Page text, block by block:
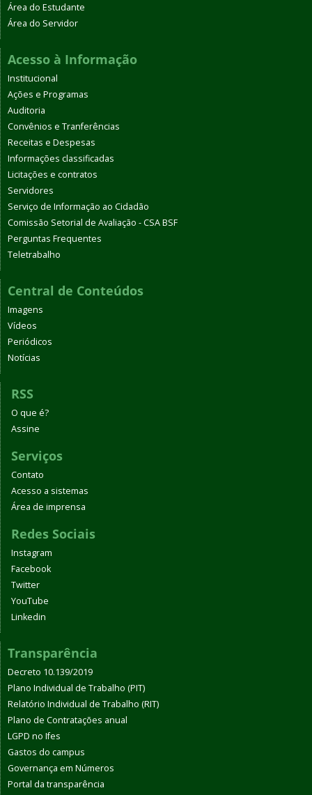
Área do Estudante
Área do Servidor
Acesso à Informação
Institucional
Ações e Programas
Auditoria
Convênios e Tranferências
Receitas e Despesas
Informações classificadas
Licitações e contratos
Servidores
Serviço de Informação ao Cidadão
Comissão Setorial de Avaliação - CSA BSF
Perguntas Frequentes
Teletrabalho
Central de Conteúdos
Imagens
Vídeos
Periódicos
Notícias
RSS
O que é?
Assine
Serviços
Contato
Acesso a sistemas
Área de imprensa
Redes Sociais
Instagram
Facebook
Twitter
YouTube
Linkedin
Transparência
Decreto 10.139/2019
Plano Individual de Trabalho (PIT)
Relatório Individual de Trabalho (RIT)
Plano de Contratações anual
LGPD no Ifes
Gastos do campus
Governança em Números
Portal da transparência